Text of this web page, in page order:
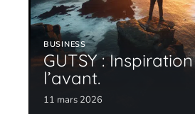
BUSINESS
GUTSY :
l’avant.
11 mars 2026